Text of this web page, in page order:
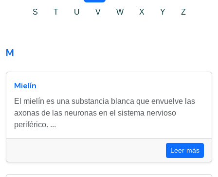
S T U V W X Y Z
M
Mielín
El mielín es una substancia blanca que envuelve las
axonas de las neuronas en el sistema nervioso
periférico. ...
Leer más